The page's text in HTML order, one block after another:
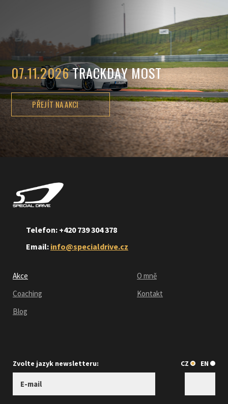
07.11.2026TRACKDAY MOST
PŘEJÍT NA AKCI
Telefon: +420 739 304 378
Email: info@specialdrive.cz
Akce
Coaching
Blog
O mně
Kontakt
Zvolte jazyk newsletteru: CZ EN